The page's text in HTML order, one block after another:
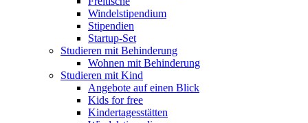
Windelstipendium
Stipendien
Startup-Set
Studieren mit Behinderung
Wohnen mit Behinderung
Studieren mit Kind
Angebote auf einen Blick
Kids for free
Kindertagesstätten